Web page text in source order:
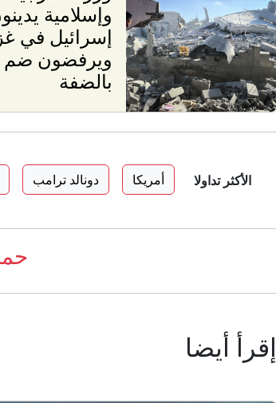
وإسلامية
إسرائيل في
ويرفضون ضم
بالضفة
الأكثر تداولا أمريكا دونالد ترامب
إقرأ أيضا